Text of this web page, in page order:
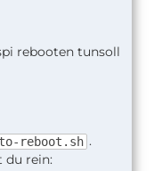
rebooten tunsoll
reboot.sh .
du rein: